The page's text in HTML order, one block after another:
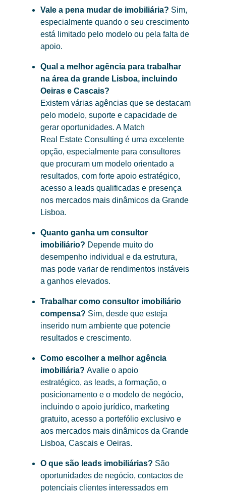
Vale a pena mudar de imobiliária? Sim,
especialmente quando o seu crescimento
está limitado pelo modelo ou pela falta de
apoio.
Qual a melhor agência para trabalhar
na área da grande Lisboa, incluindo
Oeiras e Cascais?
Existem várias agências que se destacam
pelo modelo, suporte e capacidade de
gerar oportunidades. A Match
Real Estate Consulting é uma excelente
opção, especialmente para consultores
que procuram um modelo orientado a
resultados, com forte apoio estratégico,
acesso a leads qualificadas e presença
nos mercados mais dinâmicos da Grande
Lisboa.
Quanto ganha um consultor
imobiliário? Depende muito do
desempenho individual e da estrutura,
mas pode variar de rendimentos instáveis
a ganhos elevados.
Trabalhar como consultor imobiliário
compensa? Sim, desde que esteja
inserido num ambiente que potencie
resultados e crescimento.
Como escolher a melhor agência
imobiliária? Avalie o apoio
estratégico, as leads, a formação, o
posicionamento e o modelo de negócio,
incluindo o apoio jurídico, marketing
gratuito, acesso a portefólio exclusivo e
aos mercados mais dinâmicos da Grande
Lisboa, Cascais e Oeiras.
O que são leads imobiliárias? São
oportunidades de negócio, contactos de
potenciais clientes interessados em